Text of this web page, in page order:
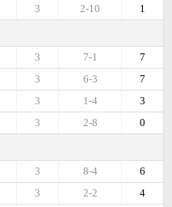
1
2-10
3
7
7-1
3
7
6-3
3
3
1-4
3
0
2-8
3
6
8-4
3
4
2-2
3